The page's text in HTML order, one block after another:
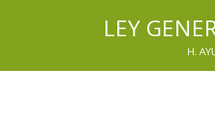
LEY
H.